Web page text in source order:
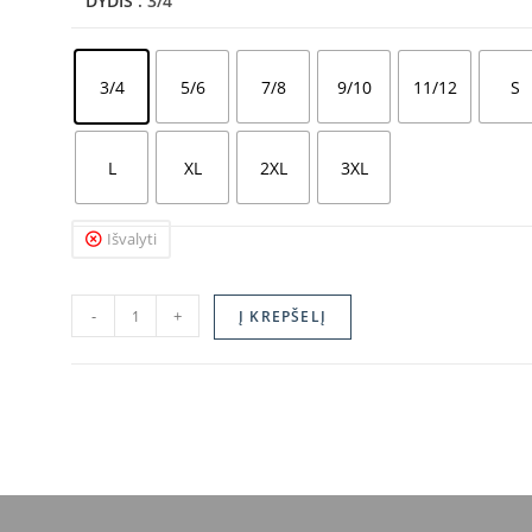
3/4 5/6 7/8 9/10 11/12 S
L XL 2XL 3XL
Išvalyti
- + Į KREPŠELĮ